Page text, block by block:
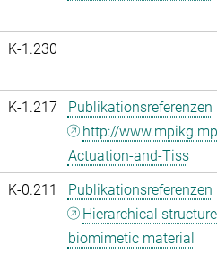
K-1.230
K-1.217
Publikationsreferenzen
http://
Actuation-and-Tiss
K-0.211
Publikationsreferenzen
Hierarchical
biomimetic material